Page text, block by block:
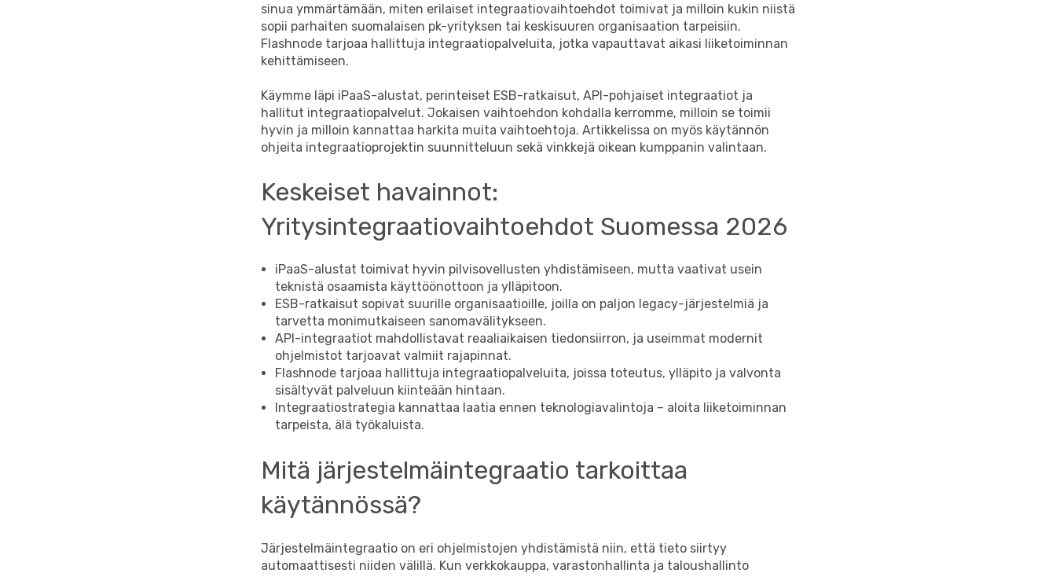
sinua ymmärtämään, miten erilaiset integraatiovaihtoehdot toimivat ja milloin kukin niistä
sopii parhaiten suomalaisen pk-yrityksen tai keskisuuren organisaation tarpeisiin.
Flashnode tarjoaa hallittuja integraatiopalveluita, jotka vapauttavat aikasi liiketoiminnan
kehittämiseen.
Käymme läpi iPaaS-alustat, perinteiset ESB-ratkaisut, API-pohjaiset integraatiot ja
hallitut integraatiopalvelut. Jokaisen vaihtoehdon kohdalla kerromme, milloin se toimii
hyvin ja milloin kannattaa harkita muita vaihtoehtoja. Artikkelissa on myös käytännön
ohjeita integraatioprojektin suunnitteluun sekä vinkkejä oikean kumppanin valintaan.
Keskeiset havainnot:
Yritysintegraatiovaihtoehdot Suomessa 2026
iPaaS-alustat toimivat hyvin pilvisovellusten yhdistämiseen, mutta vaativat usein
teknistä osaamista käyttöönottoon ja ylläpitoon.
ESB-ratkaisut sopivat suurille organisaatioille, joilla on paljon legacy-järjestelmiä ja
tarvetta monimutkaiseen sanomavälitykseen.
API-integraatiot mahdollistavat reaaliaikaisen tiedonsiirron, ja useimmat modernit
ohjelmistot tarjoavat valmiit rajapinnat.
Flashnode tarjoaa hallittuja integraatiopalveluita, joissa toteutus, ylläpito ja valvonta
sisältyvät palveluun kiinteään hintaan.
Integraatiostrategia kannattaa laatia ennen teknologiavalintoja – aloita liiketoiminnan
tarpeista, älä työkaluista.
Mitä järjestelmäintegraatio tarkoittaa
käytännössä?
Järjestelmäintegraatio on eri ohjelmistojen yhdistämistä niin, että tieto siirtyy
automaattisesti niiden välillä. Kun verkkokauppa, varastonhallinta ja taloushallinto